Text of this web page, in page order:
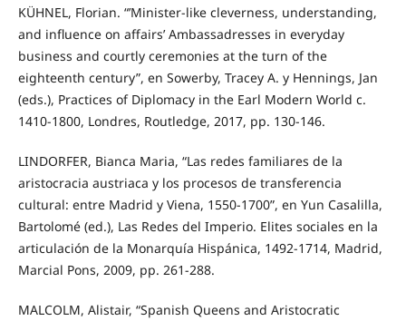
KÜHNEL, Florian. “’Minister-like cleverness, understanding,
and influence on affairs’ Ambassadresses in everyday
business and courtly ceremonies at the turn of the
eighteenth century”, en Sowerby, Tracey A. y Hennings, Jan
(eds.), Practices of Diplomacy in the Earl Modern World c.
1410-1800, Londres, Routledge, 2017, pp. 130-146.
LINDORFER, Bianca Maria, “Las redes familiares de la
aristocracia austriaca y los procesos de transferencia
cultural: entre Madrid y Viena, 1550-1700”, en Yun Casalilla,
Bartolomé (ed.), Las Redes del Imperio. Elites sociales en la
articulación de la Monarquía Hispánica, 1492-1714, Madrid,
Marcial Pons, 2009, pp. 261-288.
MALCOLM, Alistair, “Spanish Queens and Aristocratic